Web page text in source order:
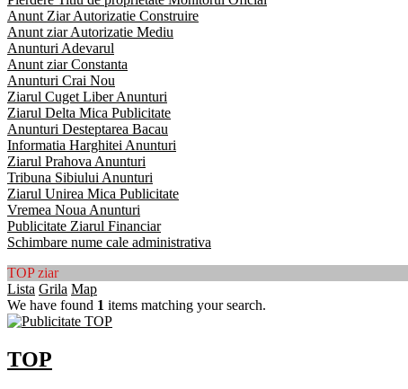
Anunt Ziar Autorizatie Construire
Anunt ziar Autorizatie Mediu
Anunturi Adevarul
Anunt ziar Constanta
Anunturi Crai Nou
Ziarul Cuget Liber Anunturi
Ziarul Delta Mica Publicitate
Anunturi Desteptarea Bacau
Informatia Harghitei Anunturi
Ziarul Prahova Anunturi
Tribuna Sibiului Anunturi
Ziarul Unirea Mica Publicitate
Vremea Noua Anunturi
Publicitate Ziarul Financiar
Schimbare nume cale administrativa
TOP ziar
Lista Grila Map
We have found 1 items matching your search.
TOP